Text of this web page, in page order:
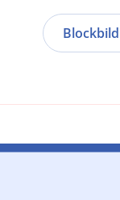
Blockbild